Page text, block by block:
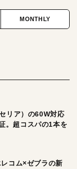
MONTHLY
リア）の60W対応
。超コスパの1本を
コム×ゼブラの新